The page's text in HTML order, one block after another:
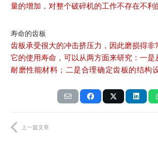
量的增加，对整个破碎机的工作不存在不利
寿命的齿板
齿板承受很大的冲击挤压力，因此磨损得非
它的使用寿命，可以从两方面来研究：一是
耐磨性能材料；二是合理确定齿板的结构
上一篇文章